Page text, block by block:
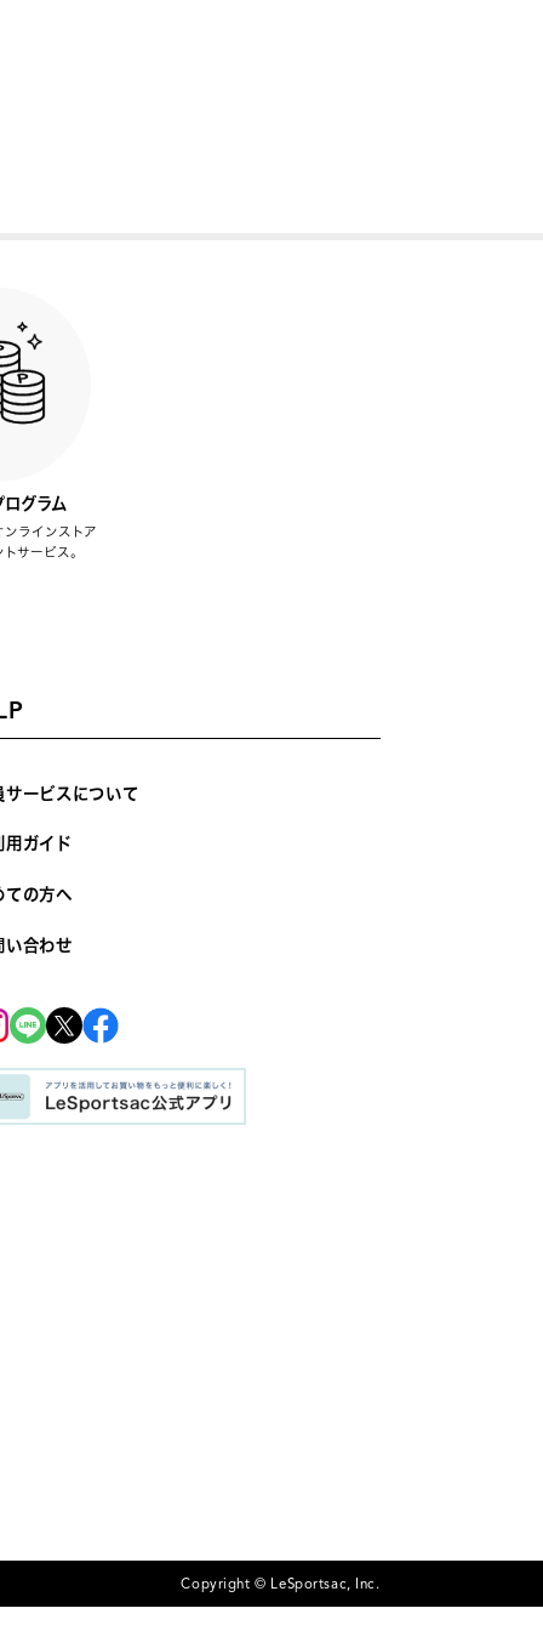
ログラム
ラインストア
サービス。
サービスについて
用ガイド
ての方へ
い合わせ
Copyright © LeSportsac, Inc.